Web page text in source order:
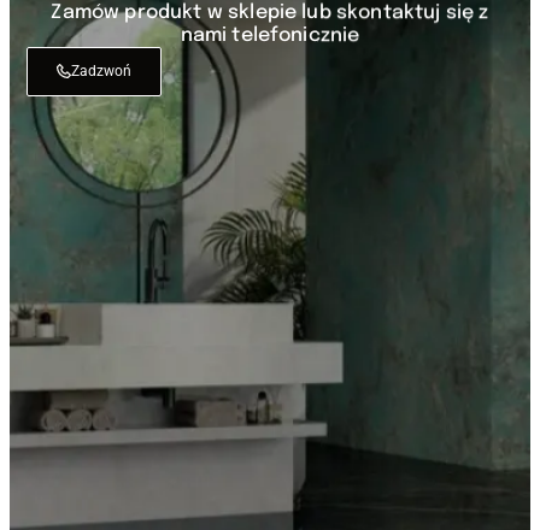
Zamów produkt w sklepie lub skontaktuj się z
nami telefonicznie
Zadzwoń